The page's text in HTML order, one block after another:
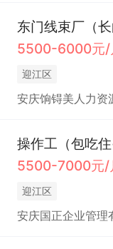
东门线束厂（长
5500-6000元/
迎江区
安庆饷锝美人力资
操作工（包吃
5500-7000元/
迎江区
安庆国正企业管理